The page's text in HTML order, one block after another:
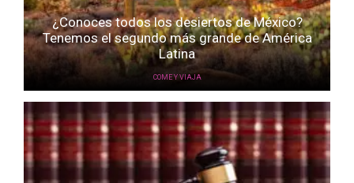
¿Conoces todos los desiertos de México?
Tenemos el segundo más grande de América
Latina
COME Y VIAJA